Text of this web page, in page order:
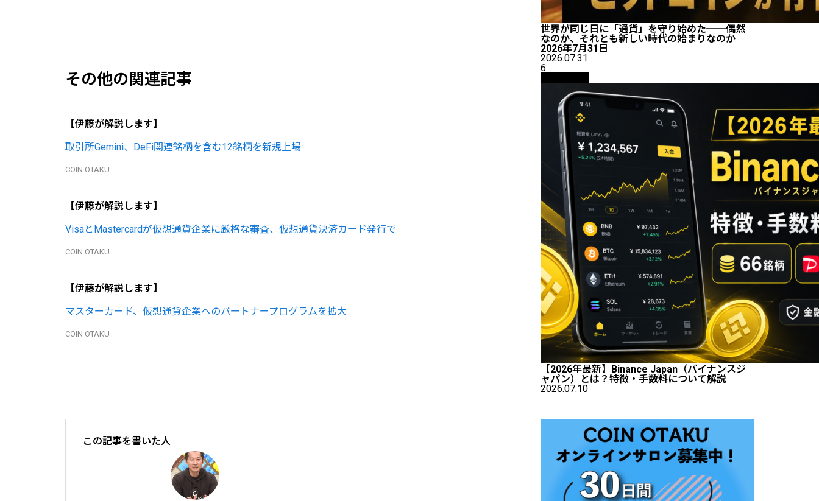
その他の関連記事
【伊藤が解説します】
取引所Gemini、DeFi関連銘柄を含む12銘柄を新規上場
COIN OTAKU
【伊藤が解説します】
VisaとMastercardが仮想通貨企業に厳格な審査、仮想通貨決済カード発行で
COIN OTAKU
【伊藤が解説します】
マスターカード、仮想通貨企業へのパートナープログラムを拡大
COIN OTAKU
この記事を書いた人
世界が同じ日に「通貨」を守り始めた──偶然
なのか、それとも新しい時代の始まりなのか
2026年7月31日
2026.07.31
6
【2026年最新】Binance Japan（バイナンスジ
ャパン）とは？特徴・手数料について解説
2026.07.10